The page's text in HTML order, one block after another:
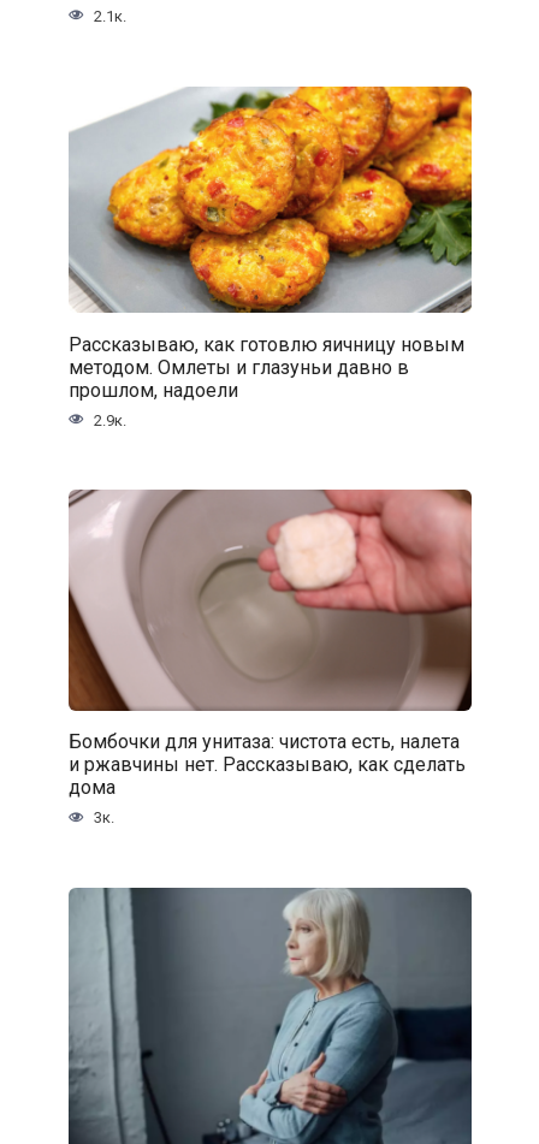
2.1к.
Рассказываю, как готовлю яичницу новым
методом. Омлеты и глазуньи давно в
прошлом, надоели
2.9к.
Бомбочки для унитаза: чистота есть, налета
и ржавчины нет. Рассказываю, как сделать
дома
3к.